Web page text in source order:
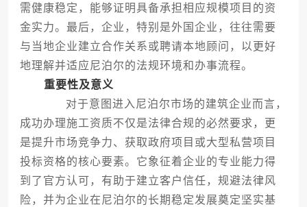
需健康稳定，能够证明具备承担相应规模项目的资
金实力。最后，企业，特别是外国企业，往往需要
与当地企业建立合作关系或聘请本地顾问，以更好
地理解并适应尼泊尔的法规环境和办事流程。
重要性及意义
对于意图进入尼泊尔市场的建筑企业而言，
成功办理施工资质不仅是法律合规的必然要求，更
是提升市场竞争力、获取政府项目或大型私营项目
投标资格的核心要素。它象征着企业的专业能力得
到了官方认可，有助于建立客户信任，规避法律风
险，并为企业在尼泊尔的长期稳定发展奠定坚实基